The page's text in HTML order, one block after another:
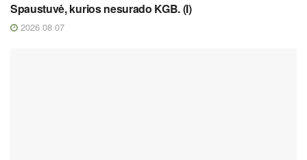
Spaustuvė, kurios nesurado KGB. (I)
2026 08 07